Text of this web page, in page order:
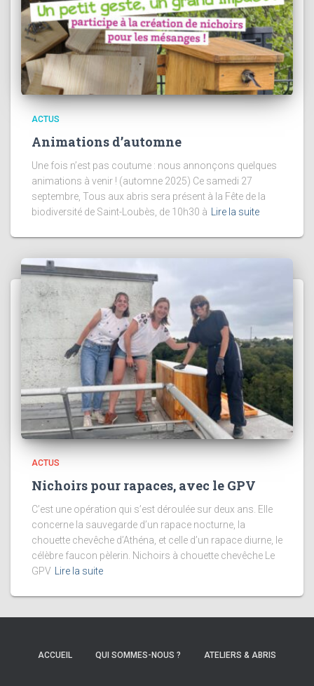
ACTUS
Animations d’automne
Une fois n’est pas coutume : nous annonçons quelques
animations à venir ! (automne 2025) Ce samedi 27
septembre, Tous aux abris sera présent à la Fête de la
biodiversité de Saint-Loubès, de 10h30 à Lire la suite
ACTUS
Nichoirs pour rapaces, avec le GPV
C’est une opération qui s’est déroulée sur deux ans. Elle
concerne la sauvegarde d’un rapace nocturne, la
chouette chevêche d’Athéna, et celle d’un rapace diurne, le
célèbre faucon pèlerin. Nichoirs à chouette chevêche Le
GPV Lire la suite
ACCUEIL QUI SOMMES-NOUS ? ATELIERS & ABRIS